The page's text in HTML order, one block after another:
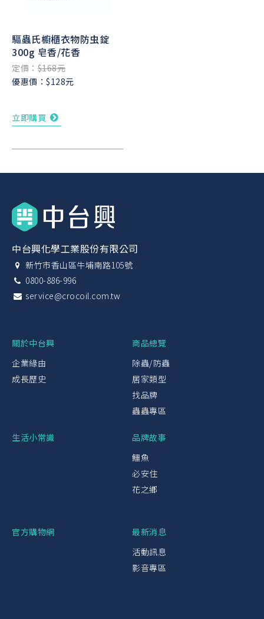
驅蟲氏櫥櫃衣物防虫錠
300g 皂香/花香
定價：$168元
優惠價：$128元
立即購買
中台興化學工業股份有限公司
新竹市香山區牛埔南路105號
0800-886-996
service@crocoil.com.tw
關於中台興
企業緣由
成長歷史
商品總覽
除蟲/防蟲
居家類型
找品牌
蟲蟲專區
生活小常識
品牌故事
鱷魚
必安住
花之鄉
官方購物網
最新消息
活動訊息
影音專區